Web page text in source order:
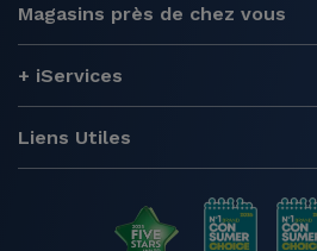
Magasins près de chez vous
+ iServices
Liens Utiles